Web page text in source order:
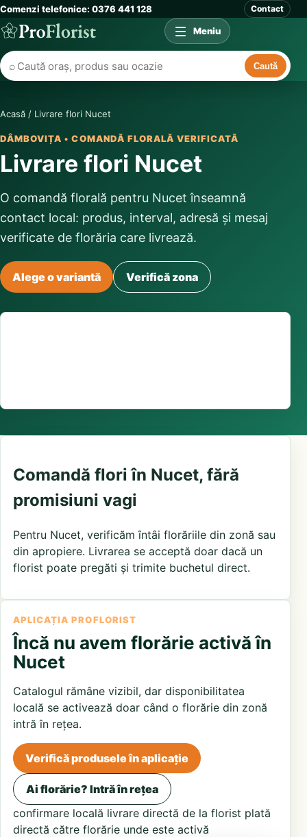
Comenzi telefonice: 0376 441 128 Contact
⌕ Caută
Meniu
Acasă / Livrare flori Nucet
DÂMBOVIȚA • COMANDĂ FLORALĂ VERIFICATĂ
Livrare flori Nucet
O comandă florală pentru Nucet înseamnă
contact local: produs, interval, adresă și mesaj
verificate de florăria care livrează.
Alege o variantă Verifică zona
Comandă flori în Nucet, fără
promisiuni vagi
Pentru Nucet, verificăm întâi florăriile din zonă sau
din apropiere. Livrarea se acceptă doar dacă un
florist poate pregăti și trimite buchetul direct.
APLICAȚIA PROFLORIST
Încă nu avem florărie activă în
Nucet
Catalogul rămâne vizibil, dar disponibilitatea
locală se activează doar când o florărie din zonă
intră în rețea.
Verifică produsele în aplicație
Ai florărie? Intră în rețea
confirmare locală livrare directă de la florist plată
directă către florărie unde este activă